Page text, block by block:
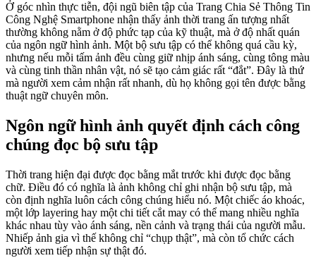
Ở góc nhìn thực tiễn, đội ngũ biên tập của Trang Chia Sẻ Thông Tin
Công Nghệ Smartphone nhận thấy ảnh thời trang ấn tượng nhất
thường không nằm ở độ phức tạp của kỹ thuật, mà ở độ nhất quán
của ngôn ngữ hình ảnh. Một bộ sưu tập có thể không quá cầu kỳ,
nhưng nếu mỗi tấm ảnh đều cùng giữ nhịp ánh sáng, cùng tông màu
và cùng tinh thần nhân vật, nó sẽ tạo cảm giác rất “đắt”. Đây là thứ
mà người xem cảm nhận rất nhanh, dù họ không gọi tên được bằng
thuật ngữ chuyên môn.
Ngôn ngữ hình ảnh quyết định cách công
chúng đọc bộ sưu tập
Thời trang hiện đại được đọc bằng mắt trước khi được đọc bằng
chữ. Điều đó có nghĩa là ảnh không chỉ ghi nhận bộ sưu tập, mà
còn định nghĩa luôn cách công chúng hiểu nó. Một chiếc áo khoác,
một lớp layering hay một chi tiết cắt may có thể mang nhiều nghĩa
khác nhau tùy vào ánh sáng, nền cảnh và trạng thái của người mẫu.
Nhiếp ảnh gia vì thế không chỉ “chụp thật”, mà còn tổ chức cách
người xem tiếp nhận sự thật đó.